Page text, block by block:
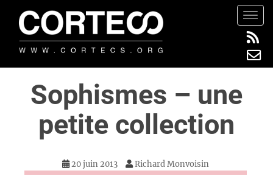
t
Sophismes – une
petite collection
20 juin 2013 Richard Monvoisin